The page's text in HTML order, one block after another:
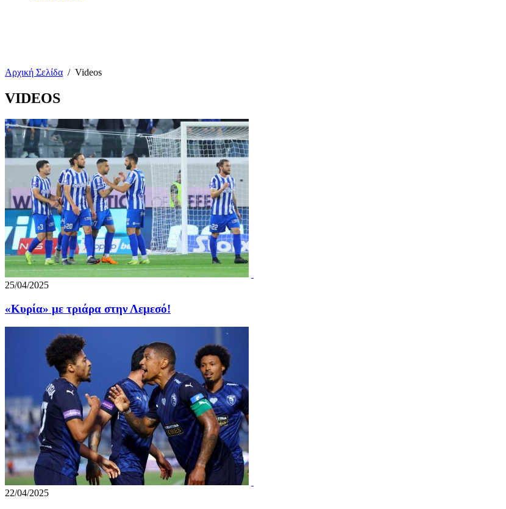
Αρχική Σελίδα / Videos
VIDEOS
25/04/2025
«Κυρία» με τριάρα στην Λεμεσό!
22/04/2025